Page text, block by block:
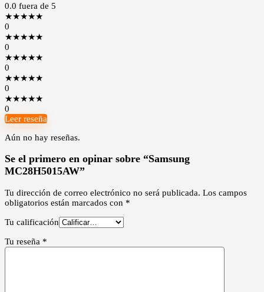
0.0 fuera de 5
★★★★★
0
★★★★★
0
★★★★★
0
★★★★★
0
★★★★★
0
Leer reseña
Aún no hay reseñas.
Se el primero en opinar sobre “Samsung
MC28H5015AW”
Tu dirección de correo electrónico no será publicada. Los campos
obligatorios están marcados con *
Tu calificación
Tu reseña *